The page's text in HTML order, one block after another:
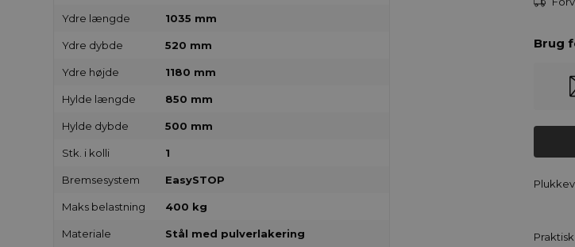
Ydre længde 1035 mm
Ydre dybde 520 mm
Ydre højde 1180 mm
Hylde længde 850 mm
Hylde dybde 500 mm
Stk. i kolli 1
Bremsesystem EasySTOP
Maks belastning 400 kg
Materiale Stål med pulverlakering
Brug